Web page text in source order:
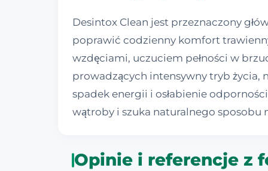
Desintox Clean jest przeznaczony
poprawić codzienny komfort
wzdęciami, uczuciem pełności w
prowadzących intensywny tryb życia,
spadek energii i osłabienie
wątroby i szuka naturalnego sposobu
Opinie i referencje z